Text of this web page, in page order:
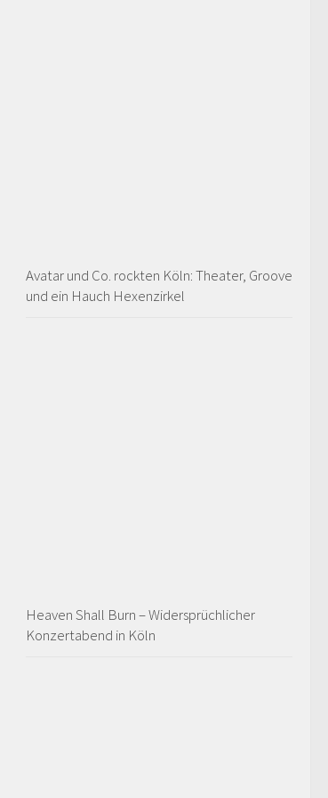
Avatar und Co. rockten Köln: Theater, Groove
und ein Hauch Hexenzirkel
Heaven Shall Burn – Widersprüchlicher
Konzertabend in Köln